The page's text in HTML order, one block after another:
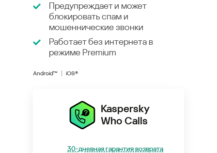
Предупреждает и может
блокировать спам и
мошеннические звонки
Работает без интернета в
режиме Premium
Android™ iOS®
Kaspersky
Who Calls
30-дневная гарантия возврата